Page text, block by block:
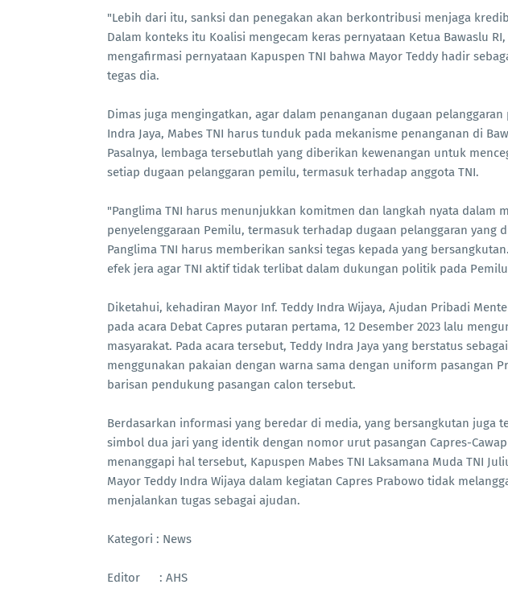
"Lebih dari itu, sanksi dan penegakan akan berkontribusi menjaga
Dalam konteks itu Koalisi mengecam keras pernyataan Ketua Bawaslu
mengafirmasi pernyataan Kapuspen TNI bahwa Mayor Teddy hadir
tegas dia.
Dimas juga mengingatkan, agar dalam penanganan dugaan
Indra Jaya, Mabes TNI harus tunduk pada mekanisme penanganan di
Pasalnya, lembaga tersebutlah yang diberikan kewenangan untuk
setiap dugaan pelanggaran pemilu, termasuk terhadap anggota TNI.
"Panglima TNI harus menunjukkan komitmen dan langkah nyata dalam
penyelenggaraan Pemilu, termasuk terhadap dugaan pelanggaran yang
Panglima TNI harus memberikan sanksi tegas kepada yang
efek jera agar TNI aktif tidak terlibat dalam dukungan politik pada Pemilu
Diketahui, kehadiran Mayor Inf. Teddy Indra Wijaya, Ajudan Pribadi
pada acara Debat Capres putaran pertama, 12 Desember 2023 lalu
masyarakat. Pada acara tersebut, Teddy Indra Jaya yang berstatus
menggunakan pakaian dengan warna sama dengan uniform pasangan
barisan pendukung pasangan calon tersebut.
Berdasarkan informasi yang beredar di media, yang bersangkutan juga
simbol dua jari yang identik dengan nomor urut pasangan Capres-
menanggapi hal tersebut, Kapuspen Mabes TNI Laksamana Muda TNI
Mayor Teddy Indra Wijaya dalam kegiatan Capres Prabowo tidak
menjalankan tugas sebagai ajudan.
Kategori : News
Editor : AHS